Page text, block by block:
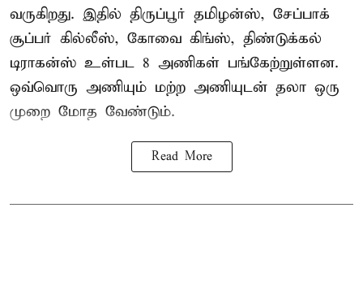
வருகிறது. இதில் திருப்பூர் தமிழன்ஸ், சேப்பாக்
சூப்பர் கில்லீஸ், கோவை கிங்ஸ், திண்டுக்கல்
டிராகன்ஸ் உள்பட 8 அணிகள் பங்கேற்றுள்ளன.
ஒவ்வொரு அணியும் மற்ற அணியுடன் தலா ஒரு
முறை மோத வேண்டும்.
Read More